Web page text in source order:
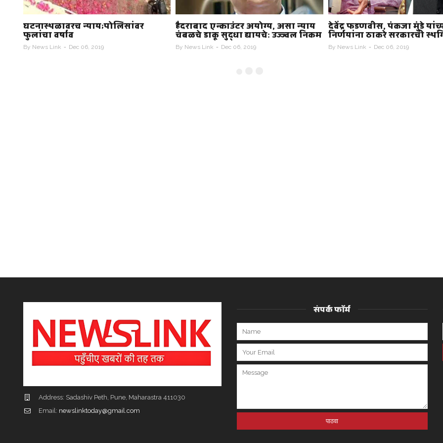
हैदराबाद एन्काउंटर अयोग्य, असा न्याय
चंबळचे डाकू सुद्धा द्यायचे: उज्ज्वल निकम
By News Link Dec 06, 2019
देवेंद्र फडणवीस, पंकजा मुंडे यांच्या
निर्णयांना ठाकरे सरकारची स्थगिती
By News Link Dec 06, 2019
अजित पवार यांना सिंचन
प्रकरणात एसीबीकडून मिळाली
क्लीनचिट
Address: Sadashiv Peth, Pune, Maharastra 411030
Email: newslinktoday@gmail.com
संपर्क फॉर्म